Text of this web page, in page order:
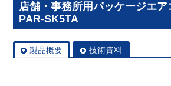
店舗・事務所用パッケージエ
PAR-SK5TA
製品概要 技術資料